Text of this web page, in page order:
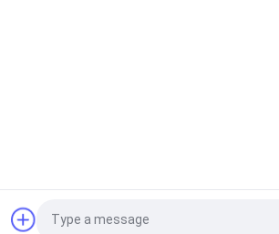
Cortina Ligera Del
Solicitar una cotización